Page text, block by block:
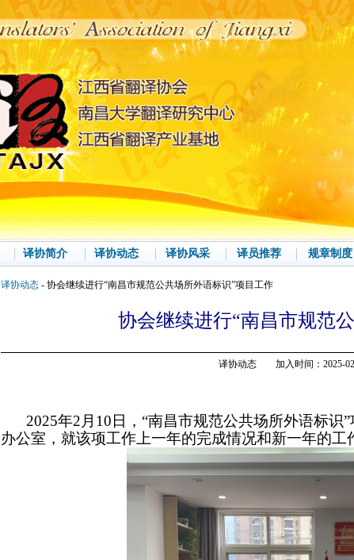
译协简介 译协动态 译协风采 译员推荐 规章制度
译协动态 - 协会继续进行“南昌市规范公共场所外语标识”项目工作
协会继续进行“南昌市规范
译协动态 加入时间：
2025年2月10日，“南昌市规范公共场所外语标识”
办公室， 就该项工作上一年的完成情况和新一年的工